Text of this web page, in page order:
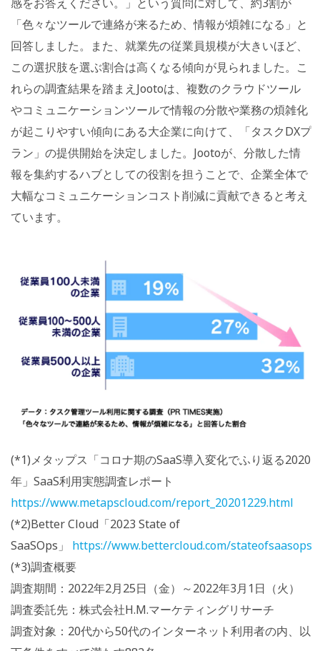
「色々なツールで連絡が来るため、情報が煩雑になる」と
回答しました。また、就業先の従業員規模が大きいほど、
この選択肢を選ぶ割合は高くなる傾向が見られました。こ
れらの調査結果を踏まえJootoは、複数のクラウドツール
やコミュニケーションツールで情報の分散や業務の煩雑化
が起こりやすい傾向にある大企業に向けて、「タスクDXプ
ラン」の提供開始を決定しました。Jootoが、分散した情
報を集約するハブとしての役割を担うことで、企業全体で
大幅なコミュニケーションコスト削減に貢献できると考え
ています。
(*1)メタップス「コロナ期のSaaS導入変化でふり返る2020
年」SaaS利用実態調査レポート
https://www.metapscloud.com/report_20201229.html
(*2)Better Cloud「2023 State of
SaaSOps」 https://www.bettercloud.com/
(*3)調査概要
調査期間：2022年2月25日（金）～2022年3月1日（火）
調査委託先：株式会社H.M.マーケティングリサーチ
調査対象：20代から50代のインターネット利用者の内、以